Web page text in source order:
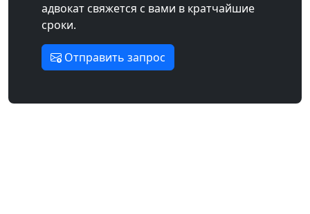
адвокат свяжется с вами в кратчайшие
сроки.
Отправить запрос